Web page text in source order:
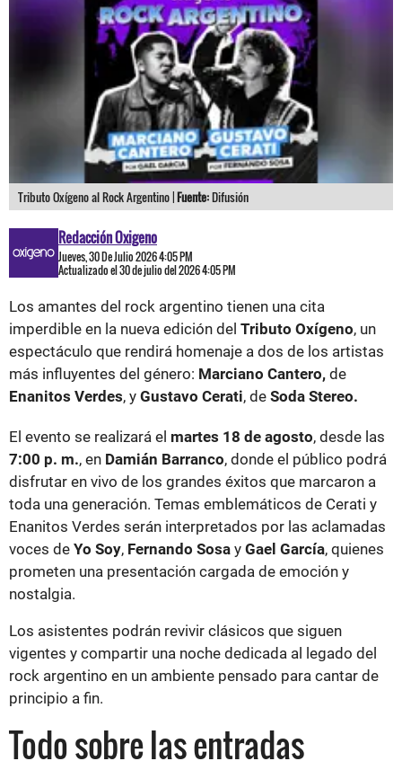
Tributo Oxígeno al Rock Argentino |Fuente:Difusión
Redacción Oxigeno
Jueves, 30 De Julio 2026 4:05 PM
Actualizado el 30 de julio del 2026 4:05 PM
Los amantes del rock argentino tienen una cita
imperdible en la nueva edición del Tributo Oxígeno, un
espectáculo que rendirá homenaje a dos de los artistas
más influyentes del género: Marciano Cantero, de
Enanitos Verdes, y Gustavo Cerati, de Soda Stereo.
El evento se realizará el martes 18 de agosto, desde las
7:00 p. m., en Damián Barranco, donde el público podrá
disfrutar en vivo de los grandes éxitos que marcaron a
toda una generación. Temas emblemáticos de Cerati y
Enanitos Verdes serán interpretados por las aclamadas
voces de Yo Soy, Fernando Sosa y Gael García, quienes
prometen una presentación cargada de emoción y
nostalgia.
Los asistentes podrán revivir clásicos que siguen
vigentes y compartir una noche dedicada al legado del
rock argentino en un ambiente pensado para cantar de
principio a fin.
Todo sobre las entradas